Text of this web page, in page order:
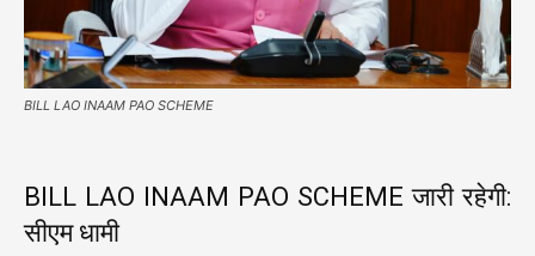
BILL LAO INAAM PAO SCHEME
BILL LAO INAAM PAO SCHEME जारी रहेगी:
सीएम धामी